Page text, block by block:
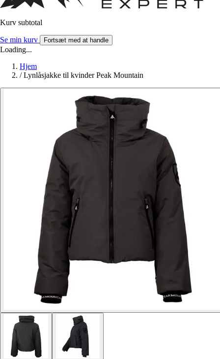
Kurv subtotal
Se min kurv Fortsæt med at handle
Loading...
Hjem
/ Lynlåsjakke til kvinder Peak Mountain